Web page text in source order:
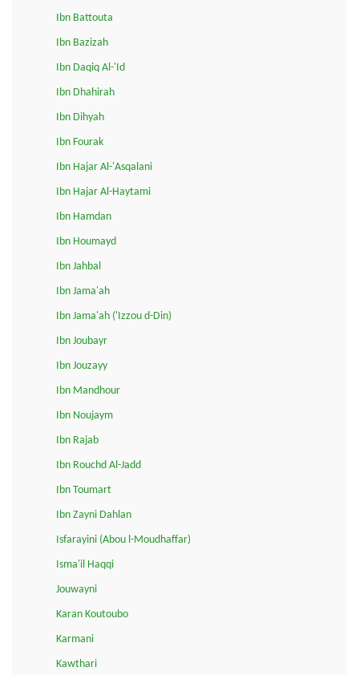
Ibn Battouta
Ibn Bazizah
Ibn Daqiq Al-'Id
Ibn Dhahirah
Ibn Dihyah
Ibn Fourak
Ibn Hajar Al-'Asqalani
Ibn Hajar Al-Haytami
Ibn Hamdan
Ibn Houmayd
Ibn Jahbal
Ibn Jama'ah
Ibn Jama'ah ('Izzou d-Din)
Ibn Joubayr
Ibn Jouzayy
Ibn Mandhour
Ibn Noujaym
Ibn Rajab
Ibn Rouchd Al-Jadd
Ibn Toumart
Ibn Zayni Dahlan
Isfarayini (Abou l-Moudhaffar)
Isma'il Haqqi
Jouwayni
Karan Koutoubo
Karmani
Kawthari